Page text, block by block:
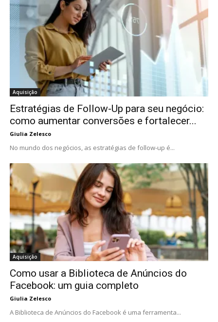
Aquisição
Estratégias de Follow-Up para seu negócio:
como aumentar conversões e fortalecer...
Giulia Zelesco
No mundo dos negócios, as estratégias de follow-up é...
Aquisição
Como usar a Biblioteca de Anúncios do
Facebook: um guia completo
Giulia Zelesco
A Biblioteca de Anúncios do Facebook é uma ferramenta...